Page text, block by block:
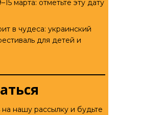
марта: отметьте эту дату
в чудеса: украинский
для детей и
нашу рассылку и будьте